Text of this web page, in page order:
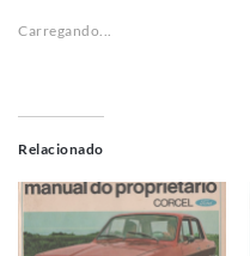
Carregando...
Relacionado